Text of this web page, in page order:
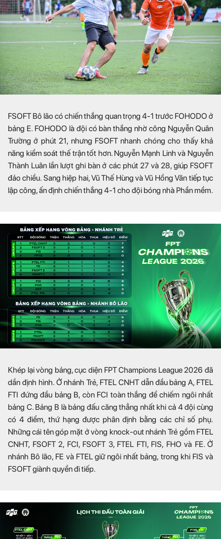
FSOFT Bô lão có chiến thắng quan trọng 4-1 trước FOHODO ở
bảng E. FOHODO là đội có bàn thắng nhờ công Nguyễn Quân
Trường ở phút 21, nhưng FSOFT nhanh chóng cho thấy khả
năng kiểm soát thế trận tốt hơn. Nguyễn Mạnh Linh và Nguyễn
Thành Luân lần lượt ghi bàn ở các phút 27 và 28, giúp FSOFT
đảo chiều. Sang hiệp hai, Vũ Thế Hùng và Vũ Hồng Văn tiếp tục
lập công, ấn định chiến thắng 4-1 cho đội bóng nhà Phần mềm.
Khép lại vòng bảng, cục diện FPT Champions League 2026 đã
dần định hình. Ở nhánh Trẻ, FTEL CNHT dẫn đầu bảng A, FTEL
FTI đứng đầu bảng B, còn FCI toàn thắng để chiếm ngôi nhất
bảng C. Bảng B là bảng đấu căng thẳng nhất khi cả 4 đội cùng
có 4 điểm, thứ hạng được phân định bằng các chỉ số phụ.
Những cái tên góp mặt ở vòng knock-out nhánh Trẻ gồm FTEL
CNHT, FSOFT 2, FCI, FSOFT 3, FTEL FTI, FIS, FHO và FE. Ở
nhánh Bô lão, FE và FTEL giữ ngôi nhất bảng, trong khi FIS và
FSOFT giành quyền đi tiếp.